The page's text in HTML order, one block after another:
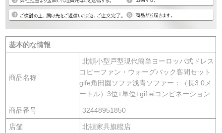
基本的な情報
商品名称
北頓小型戸型現代簡単ヨーロッパ式ドレス
コピーファン・ウォーグバック客間セット
gife角田園ソファ浅青ソファー：（長3.0メ
ートル）3位+単位+gif eiコンビネーション
商品番号 32448951850
店舗 北頓家具旗艦店